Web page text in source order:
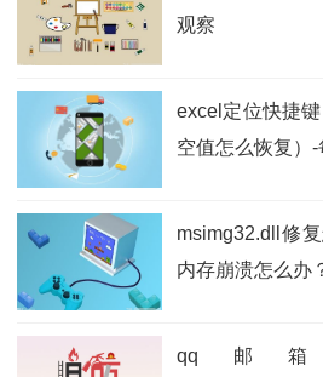
观察
excel定位快捷
空值怎么恢复）-
msimg32.dll修
内存崩溃怎么办
qq邮